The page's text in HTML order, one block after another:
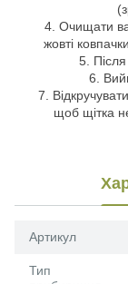
4. Очищати
жовті
5.
6.
7.
щоб щітка
Артикул
Тип